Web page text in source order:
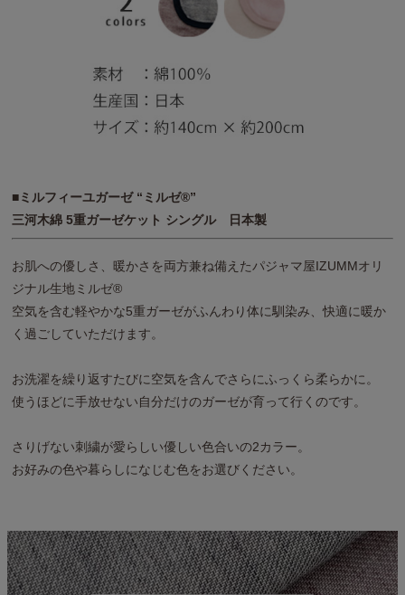
■ミルフィーユガーゼ “ミルゼ®”
三河木綿 5重ガーゼケット シングル 日本製
お肌への優しさ、暖かさを両方兼ね備えたパジャマ屋IZUMMオリ
ジナル生地ミルゼ®
空気を含む軽やかな5重ガーゼがふんわり体に馴染み、快適に暖か
く過ごしていただけます。
お洗濯を繰り返すたびに空気を含んでさらにふっくら柔らかに。
使うほどに手放せない自分だけのガーゼが育って行くのです。
さりげない刺繍が愛らしい優しい色合いの2カラー。
お好みの色や暮らしになじむ色をお選びください。